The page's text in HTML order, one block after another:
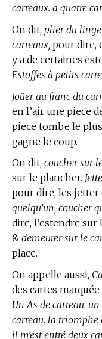
carreaux. à quatre
On dit, plier du
carreaux, pour dire,
y a de certaines
Estoffes à petits
Joüer au franc du
en l’air une piece
piece tombe le
gagne le coup.
On dit, coucher sur
sur le plancher.
pour dire, les jetter
quelqu’un, coucher
dire, l’estendre sur
& demeurer sur le
place.
On appelle aussi,
des cartes
Un As de carreau.
carreau. la triomphe
il m’est entré deux